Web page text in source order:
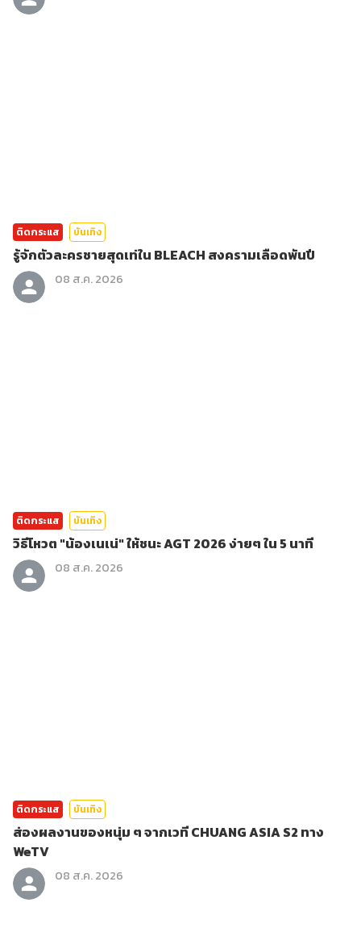
ติดกระแส บันเทิง
รู้จักตัวละครชายสุดเท่ใน BLEACH สงครามเลือดพันปี
08 ส.ค. 2026
ติดกระแส บันเทิง
วิธีโหวต "น้องเนเน่" ให้ชนะ AGT 2026 ง่ายๆ ใน 5 นาที
08 ส.ค. 2026
ติดกระแส บันเทิง
ส่องผลงานของหนุ่ม ๆ จากเวที CHUANG ASIA S2 ทาง
WeTV
08 ส.ค. 2026